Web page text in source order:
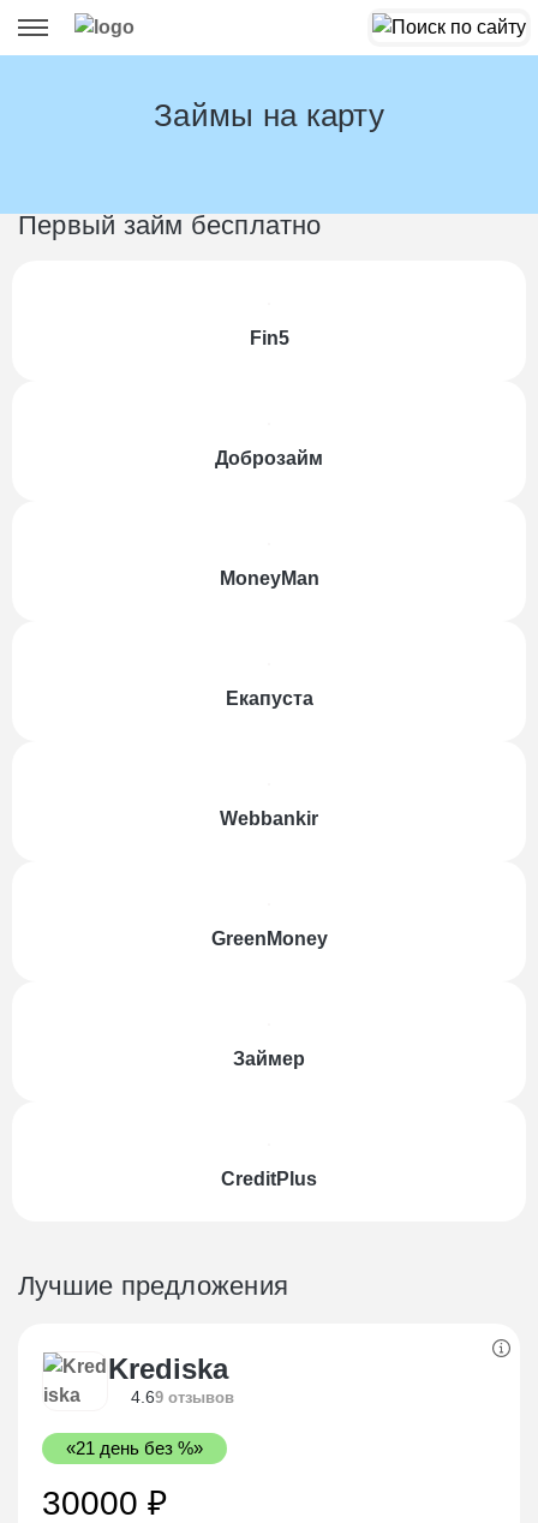
Займы на карту
Первый займ бесплатно
Fin5
Доброзайм
MoneyMan
Екапуста
Webbankir
GreenMoney
Займер
CreditPlus
Лучшие предложения
Krediska
4.69 отзывов
«21 день без %»
30000 ₽